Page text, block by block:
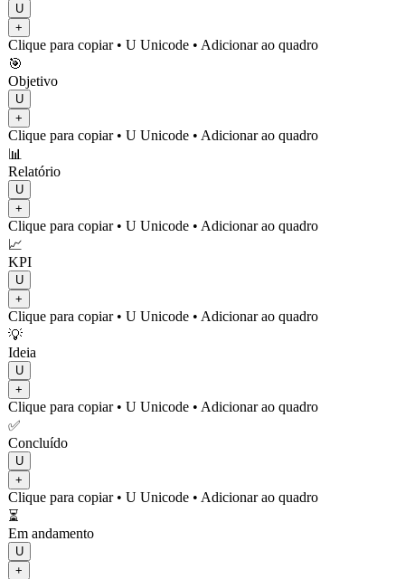
U
+
Clique para copiar• U Unicode • Adicionar ao quadro
🎯
Objetivo
U
+
Clique para copiar• U Unicode • Adicionar ao quadro
📊
Relatório
U
+
Clique para copiar• U Unicode • Adicionar ao quadro
📈
KPI
U
+
Clique para copiar• U Unicode • Adicionar ao quadro
💡
Ideia
U
+
Clique para copiar• U Unicode • Adicionar ao quadro
✅
Concluído
U
+
Clique para copiar• U Unicode • Adicionar ao quadro
⏳
Em andamento
U
+